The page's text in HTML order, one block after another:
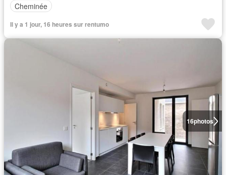
Cheminée
Il y a 1 jour, 16 heures sur rentumo
16photos